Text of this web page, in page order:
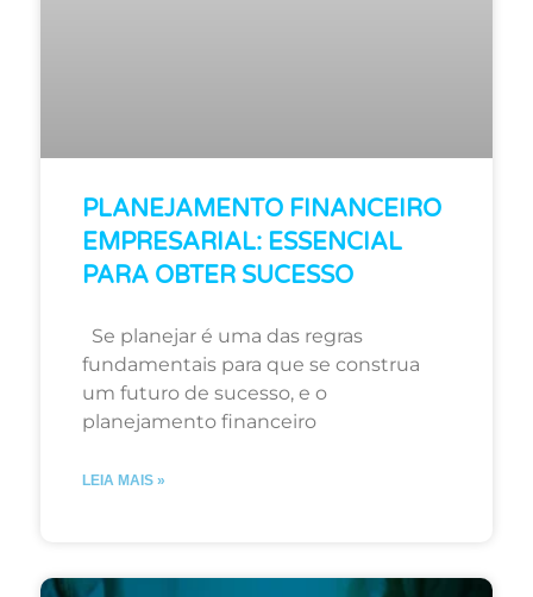
PLANEJAMENTO FINANCEIRO
EMPRESARIAL: ESSENCIAL
PARA OBTER SUCESSO
Se planejar é uma das regras
fundamentais para que se construa
um futuro de sucesso, e o
planejamento financeiro
LEIA MAIS »